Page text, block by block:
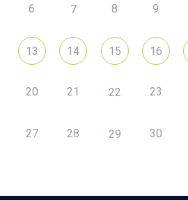
6 7 8 9
13 14 15 16
20 21 22 23
27 28 29 30